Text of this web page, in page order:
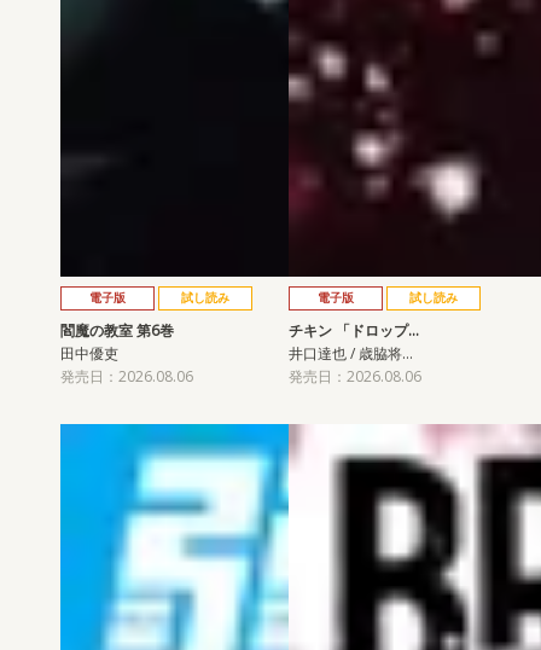
電子版 試し読み
閻魔の教室 第6巻
田中優吏
発売日：2026.08.06
電子版 試し読み
チキン 「ドロップ…
井口達也 / 歳脇将…
発売日：2026.08.06